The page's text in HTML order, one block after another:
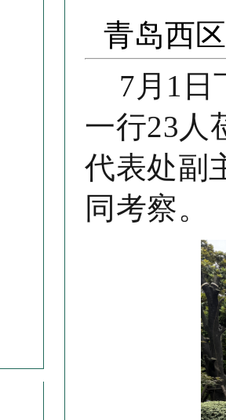
青岛西
7月1日
一行23人
代表处副
同考察。